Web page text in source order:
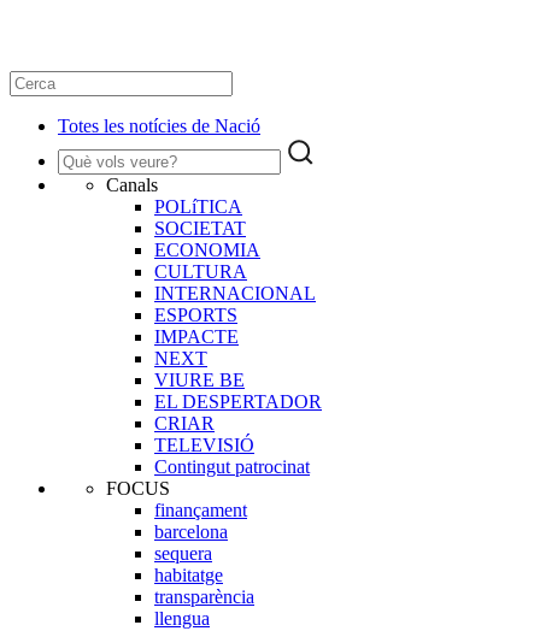
Totes les notícies de Nació
Canals
POLíTICA
SOCIETAT
ECONOMIA
CULTURA
INTERNACIONAL
ESPORTS
IMPACTE
NEXT
VIURE BE
EL DESPERTADOR
CRIAR
TELEVISIÓ
Contingut patrocinat
FOCUS
finançament
barcelona
sequera
habitatge
transparència
llengua